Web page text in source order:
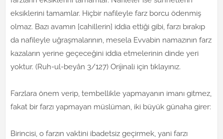
eksiklerini tamamlar. Hiçbir nafileyle farz borcu ödenmiş
olmaz. Bazı avamın [cahillerin] iddia ettiği gibi, farzı bırakıp
da nafileyle uğraşmalarının, mesela Evvabin namazının farz
kazaların yerine geçeceğini iddia etmelerinin dinde yeri
yoktur. (Ruh-ul-beyân 3/127) Orijinali için tıklayınız.
Farzlara önem verip, tembellikle yapmayanın imanı gitmez,
fakat bir farzı yapmayan müslüman, iki büyük günaha girer:
Birincisi, o farzın vaktini ibadetsiz geçirmek, yani farzı